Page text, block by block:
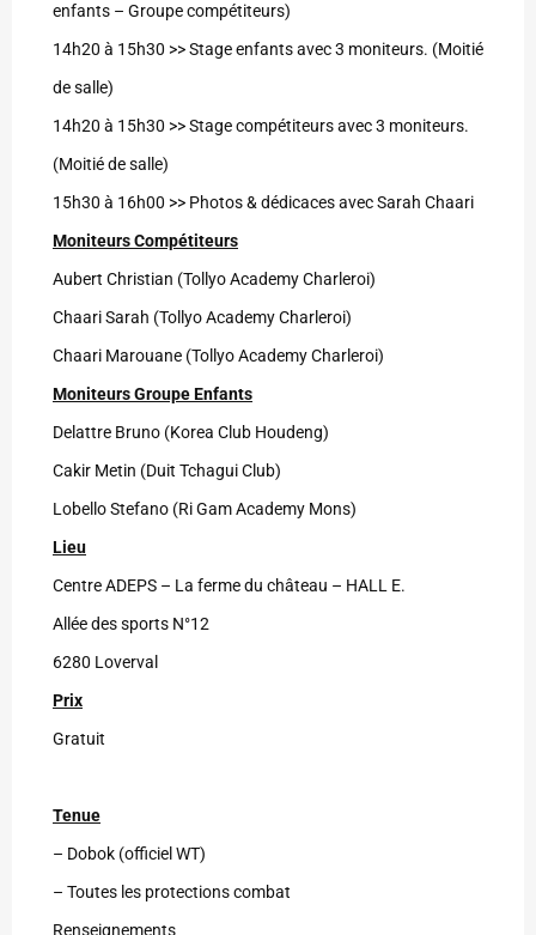
enfants – Groupe compétiteurs)
14h20 à 15h30 >> Stage enfants avec 3 moniteurs. (Moitié
de salle)
14h20 à 15h30 >> Stage compétiteurs avec 3 moniteurs.
(Moitié de salle)
15h30 à 16h00 >> Photos & dédicaces avec Sarah Chaari
Moniteurs Compétiteurs
Aubert Christian (Tollyo Academy Charleroi)
Chaari Sarah (Tollyo Academy Charleroi)
Chaari Marouane (Tollyo Academy Charleroi)
Moniteurs Groupe Enfants
Delattre Bruno (Korea Club Houdeng)
Cakir Metin (Duit Tchagui Club)
Lobello Stefano (Ri Gam Academy Mons)
Lieu
Centre ADEPS – La ferme du château – HALL E.
Allée des sports N°12
6280 Loverval
Prix
Gratuit
Tenue
– Dobok (officiel WT)
– Toutes les protections combat
Renseignements